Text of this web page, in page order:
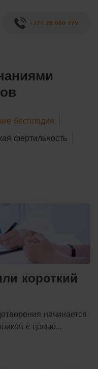
+371 28 660 775
бесплодия
фертильность
короткий
начинается
с целью